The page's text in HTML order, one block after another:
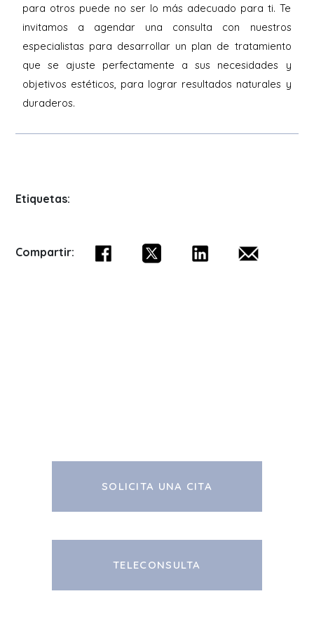
para otros puede no ser lo más adecuado para ti. Te
invitamos a agendar una consulta con nuestros
especialistas para desarrollar un plan de tratamiento
que se ajuste perfectamente a sus necesidades y
objetivos estéticos, para lograr resultados naturales y
duraderos.
Etiquetas:
Compartir:
SOLICITA UNA CITA
TELECONSULTA